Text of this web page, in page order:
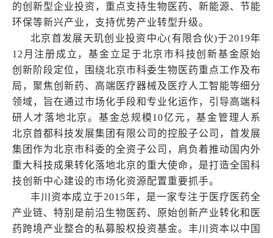
的创新型企业投资，重点支持生物医药、新能源、节能
环保等新兴产业，支持优势产业转型升级。
北京首发展天玑创业投资中心(有限合伙)于2019年
12月注册成立，基金立足于北京市科技创新基金原始
创新阶段定位，围绕北京市科委生物医药重点工作及布
局，聚焦创新药、高端医疗器械及医疗人工智能等细分
领域，旨在通过市场化手段和专业化运作，引导高端科
研人才落地北京。基金总规模10亿元，基金管理人系
北京首都科技发展集团有限公司的控股子公司，首发展
集团作为北京市科委的全资子公司，肩负着推动国内外
重大科技成果转化落地北京的重大使命，是打造全国科
技创新中心建设的市场化资源配置重要抓手。
丰川资本成立于2015年，是一家专注于医疗医药全
产业链、特别是前沿生物医药、原始创新产业转化和医
药跨境产业整合的私募股权投资基金。丰川资本以中国